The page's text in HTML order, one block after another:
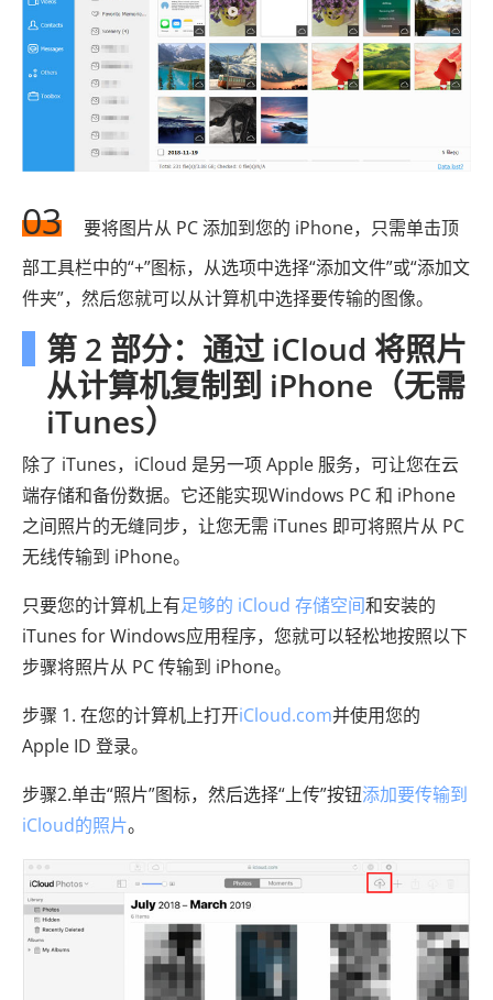
03
要将图片从 PC 添加到您的 iPhone，只需单击顶
部工具栏中的“+”图标，从选项中选择“添加文件”或“添加文
件夹”，然后您就可以从计算机中选择要传输的图像。
第 2 部分：通过 iCloud 将照片
从计算机复制到 iPhone（无需
iTunes）
除了 iTunes，iCloud 是另一项 Apple 服务，可让您在云
端存储和备份数据。它还能实现Windows PC 和 iPhone
之间照片的无缝同步，让您无需 iTunes 即可将照片从 PC
无线传输到 iPhone。
只要您的计算机上有足够的 iCloud 存储空间和安装的
iTunes for Windows应用程序，您就可以轻松地按照以下
步骤将照片从 PC 传输到 iPhone。
步骤 1. 在您的计算机上打开iCloud.com并使用您的
Apple ID 登录。
步骤2.单击“照片”图标，然后选择“上传”按钮添加要传输到
iCloud的照片。